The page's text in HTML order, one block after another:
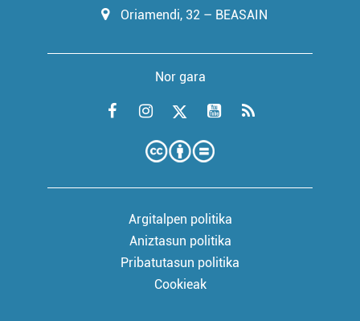
Oriamendi, 32 – BEASAIN
Nor gara
Argitalpen politika
Aniztasun politika
Pribatutasun politika
Cookieak